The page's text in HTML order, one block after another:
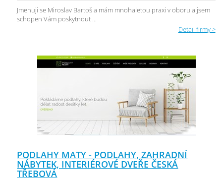
Jmenuji se Miroslav Bartoš a mám mnohaletou praxi v oboru a jsem
schopen Vám poskytnout ...
Detail firmy >
PODLAHY MATY - PODLAHY, ZAHRADNÍ
NÁBYTEK, INTERIÉROVÉ DVEŘE ČESKÁ
TŘEBOVÁ